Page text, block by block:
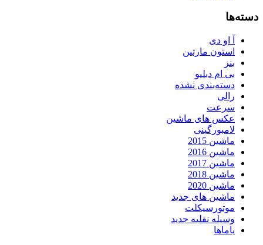
دسته‌ها
آ او دی
استون مارتین
بنز
بی ام دبلیو
دسته‌بندی نشده
رالی
سرعت
عکس های ماشین
لامبورگینی
ماشین 2015
ماشین 2016
ماشین 2017
ماشین 2018
ماشین 2020
ماشین های جدید
موتورسیکلت
وسیله نقلیه جدید
یاماها